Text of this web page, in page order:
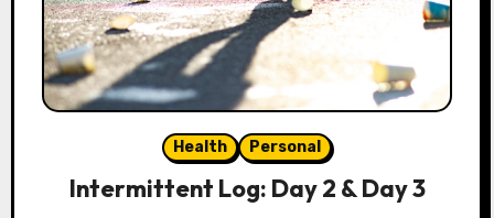
Health Personal
Intermittent Log: Day 2 & Day 3